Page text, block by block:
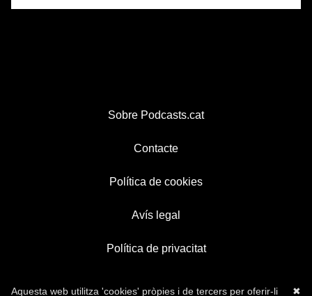
Sobre Podcasts.cat
Contacte
Política de cookies
Avís legal
Política de privacitat
✖
Aquesta web utilitza 'cookies' pròpies i de tercers per oferir-li